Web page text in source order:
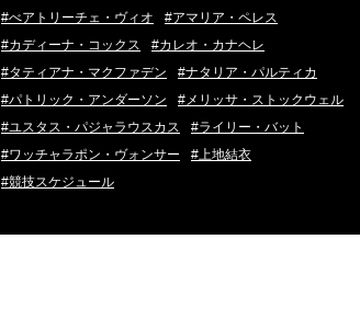
#べアトリーチェ・ヴィオ
#アマリア・ペレス
#カディーナ・コックス
#カレオ・カナヘレ
#タティアナ・マクファデン
#ナタリア・パルティカ
#パトリック・アンダーソン
#メリッサ・ストックウェル
#ユスタス・パジャラウスカス
#ライリー・バット
#ワッチャラポン・ヴォンサー
#上地結衣
#競技スケジュール